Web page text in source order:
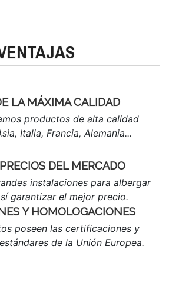
LA MÁXIMA CALIDAD
productos de alta calidad
Italia, Francia, Alemania...
DEL MERCADO
instalaciones para albergar
garantizar el mejor precio.
Y HOMOLOGACIONES
poseen las certificaciones y
de la Unión Europea.